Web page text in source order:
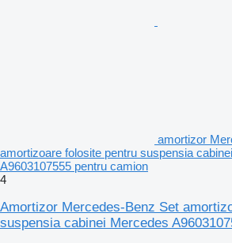
amortizor
amortizoare folosite pentru suspensia
A9603107555 pentru camion
4
Amortizor Mercedes-Benz Set
suspensia cabinei Mercedes